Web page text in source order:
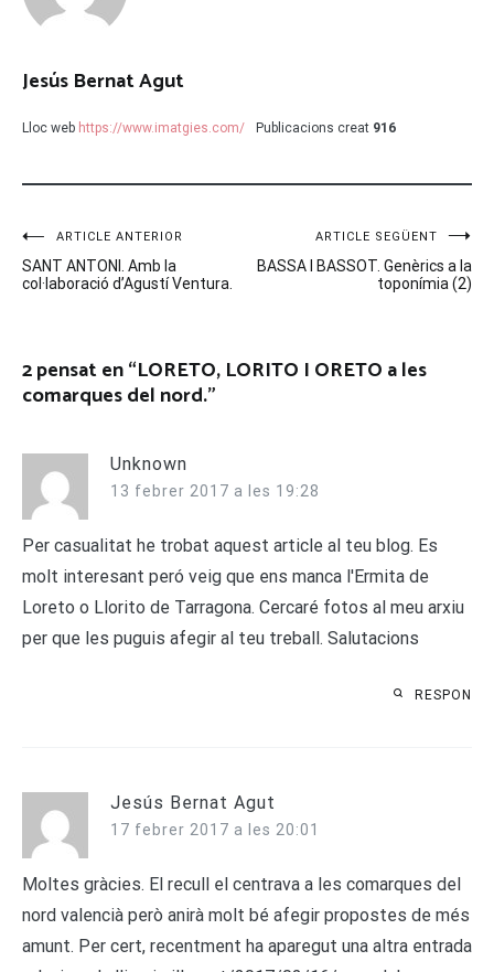
Jesús Bernat Agut
Lloc web https://www.imatgies.com/ Publicacions creat 916
Navegació
d'entrades
ARTICLE ANTERIOR
SANT ANTONI. Amb la
col·laboració d’Agustí Ventura.
ARTICLE SEGÜENT
BASSA I BASSOT. Genèrics a la
toponímia (2)
2 pensat en “LORETO, LORITO I ORETO a les
comarques del nord.”
Unknown
13 febrer 2017 a les 19:28
Per casualitat he trobat aquest article al teu blog. Es
molt interesant peró veig que ens manca l'Ermita de
Loreto o Llorito de Tarragona. Cercaré fotos al meu arxiu
per que les puguis afegir al teu treball. Salutacions
RESPON
Jesús Bernat Agut
17 febrer 2017 a les 20:01
Moltes gràcies. El recull el centrava a les comarques del
nord valencià però anirà molt bé afegir propostes de més
amunt. Per cert, recentment ha aparegut una altra entrada